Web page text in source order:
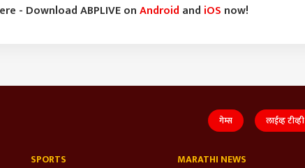
- Download ABPLIVE onAndroid and iOS now!
गेम्स लाईव्ह टीव्ही
SPORTS MARATHI NEWS